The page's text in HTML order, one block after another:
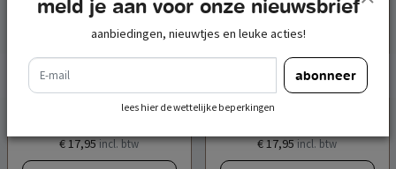
slofklomp nijntje oranje
€ 17,95incl. btw
slofklomp nijntje oranje
€ 17,95incl. btw
meld je aan voor onze nieuwsbrief
aanbiedingen, nieuwtjes en leuke acties!
e-mail
abonneer
lees hier de wettelijke beperkingen